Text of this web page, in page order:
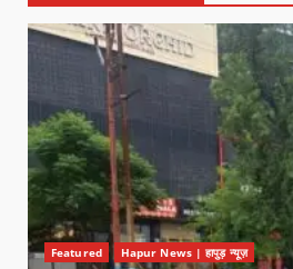
Featured Hapur News | हापुड़ न्यूज़